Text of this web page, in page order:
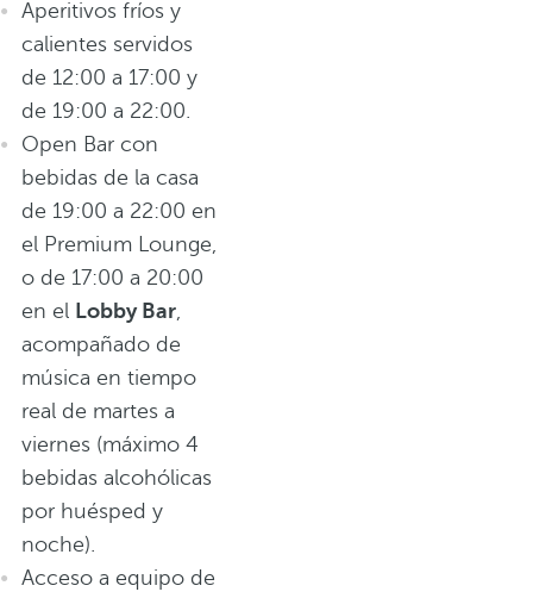
Aperitivos fríos y
calientes servidos
de 12:00 a 17:00 y
de 19:00 a 22:00.
Open Bar con
bebidas de la casa
de 19:00 a 22:00 en
el Premium Lounge,
o de 17:00 a 20:00
en el Lobby Bar,
acompañado de
música en tiempo
real de martes a
viernes (máximo 4
bebidas alcohólicas
por huésped y
noche).
Acceso a equipo de